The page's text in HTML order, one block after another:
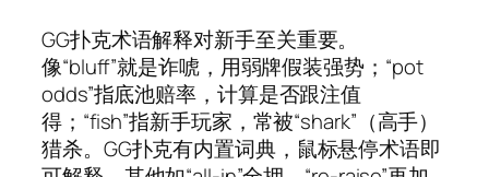
GG扑克术语解释对新手至关重要。
像“bluff”就是诈唬，用弱牌假装强势；“pot
odds”指底池赔率，计算是否跟注值
得；“fish”指新手玩家，常被“shark”（高手）
猎杀。GG扑克有内置词典，鼠标悬停术语即